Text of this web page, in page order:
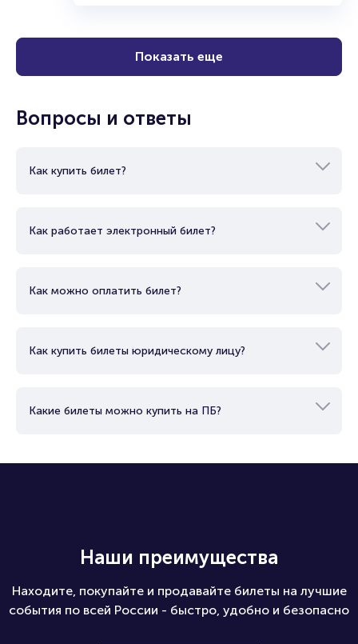
Показать еще
Вопросы и ответы
Как купить билет?
Как работает электронный билет?
Как можно оплатить билет?
Как купить билеты юридическому лицу?
Какие билеты можно купить на ПБ?
Наши преимущества
Находите, покупайте и продавайте билеты на лучшие
события по всей России - быстро, удобно и безопасно